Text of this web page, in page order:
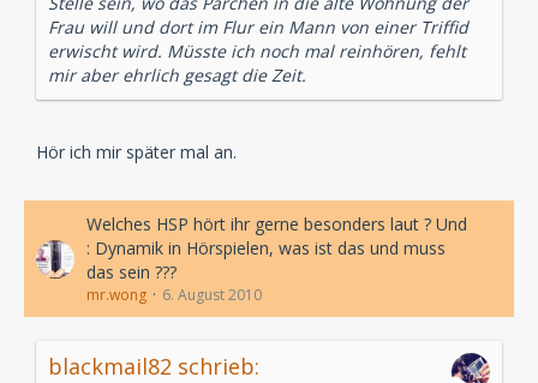
Frau will und dort im Flur ein Mann von einer Triffid
erwischt wird. Müsste ich noch mal reinhören, fehlt
mir aber ehrlich gesagt die Zeit.
Hör ich mir später mal an.
Welches HSP hört ihr gerne besonders laut ? Und
: Dynamik in Hörspielen, was ist das und muss
das sein ???
mr.wong 6. August 2010
blackmail82 schrieb: